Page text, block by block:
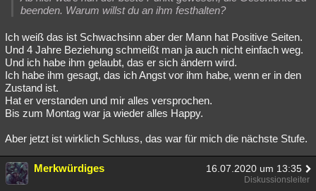
beenden. Warum willst du an ihm festhalten?
Ich weiß das ist Schwachsinn aber der Mann hat Positive Seiten.
Und 4 Jahre Beziehung schmeißt man ja auch nicht einfach weg.
Und ich habe ihm gelaubt, das er sich ändern wird.
Ich habe ihm gesagt, das ich Angst vor ihm habe, wenn er in den
Zustand ist.
Hat er verstanden und mir alles versprochen.
Bis zum Montag war ja wieder alles Happy.
Aber jetzt ist wirklich Schluss, das war für mich die nächste Stufe.
Merkwürdiges 16.07.2020 um 13:35
Diskussionsleiter